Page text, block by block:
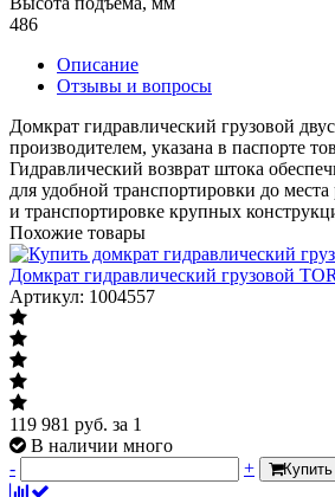
486
Описание
Отзывы и вопросы
Домкрат гидравлический грузовой
производителем, указана в паспорте
Гидравлический возврат штока
для удобной транспортировки до
и транспортировке крупных
Похожие товары
Домкрат гидравлический грузовой
Артикул: 1004557
119 981 руб. за 1
В наличии много
-
+ Купить